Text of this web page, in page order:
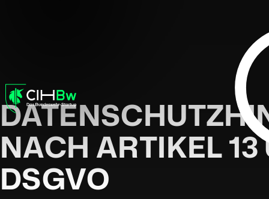
NACH ARTIKEL 13
DSGVO